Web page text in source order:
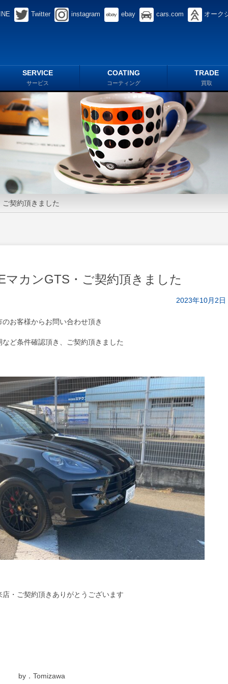
Twitter instagram ebay cars.com オーク
SERVICE
サービス
COATING
コーティング
TRADE
買取
契約頂きました
マカンGTS・ご契約頂きました
2023年10月2日
のお客様からお問い合わせ頂き
ど条件確認頂き、ご契約頂きました
店・ご契約頂きありがとうございます
by．Tomizawa